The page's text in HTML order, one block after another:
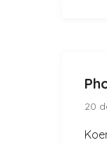
20